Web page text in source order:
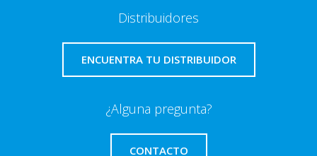
Distribuidores
ENCUENTRA TU DISTRIBUIDOR
¿Alguna pregunta?
CONTACTO